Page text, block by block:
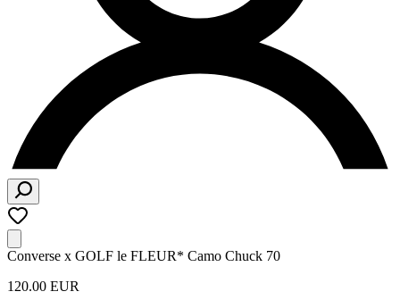
Converse x GOLF le FLEUR* Camo Chuck 70
120.00 EUR